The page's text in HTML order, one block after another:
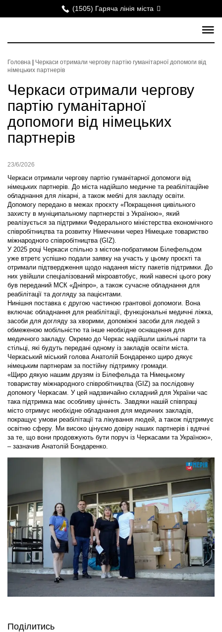
(1505) Гаряча лінія міста
Головна
Черкаси отримали чергову партію гуманітарної допомоги від
німецьких партнерів
Черкаси отримали чергову
партію гуманітарної
допомоги від німецьких
партнерів
23/6/2026
Черкаси отримали чергову партію гуманітарної допомоги від
німецьких партнерів. До міста надійшло медичне та реабілітаційне
обладнання для лікарні, а також меблі для закладу освіти.
Допомогу передано в межах проєкту «Покращення цивільного
захисту в муніципальному партнерстві з Україною», який
реалізується за підтримки Федерального міністерства економічного
співробітництва та розвитку Німеччини через Німецьке товариство
міжнародного співробітництва (GIZ).
У 2025 році Черкаси спільно з містом-побратимом Білефельдом
уже втретє успішно подали заявку на участь у цьому проєкті та
отримали підтвердження щодо надання місту пакетів підтримки. До
них увійшли спеціалізований мікроавтобус, який навесні цього року
був переданий МСК «Дніпро», а також сучасне обладнання для
реабілітації та догляду за пацієнтами.
Нинішня поставка є другою частиною грантової допомоги. Вона
включає обладнання для реабілітації, функціональні медичні ліжка,
засоби для догляду за хворими, допоміжні засоби для людей з
обмеженою мобільністю та інше необхідне оснащення для
медичного закладу. Окремо до Черкас надійшли шкільні парти та
стільці, які будуть передані одному із закладів освіти міста.
Черкаський міський голова Анатолій Бондаренко щиро дякує
німецьким партнерам за постійну підтримку громади.
«Щиро дякую нашим друзям із Білефельда та Німецькому
товариству міжнародного співробітництва (GIZ) за послідовну
допомогу Черкасам. У цей надзвичайно складний для України час
така підтримка має особливу цінність. Завдяки нашій співпраці
місто отримує необхідне обладнання для медичних закладів,
покращує умови реабілітації та лікування людей, а також підтримує
освітню сферу. Ми високо цінуємо довіру наших партнерів і вдячні
за те, що вони продовжують бути поруч із Черкасами та Україною»,
– зазначив Анатолій Бондаренко.
Поділитись